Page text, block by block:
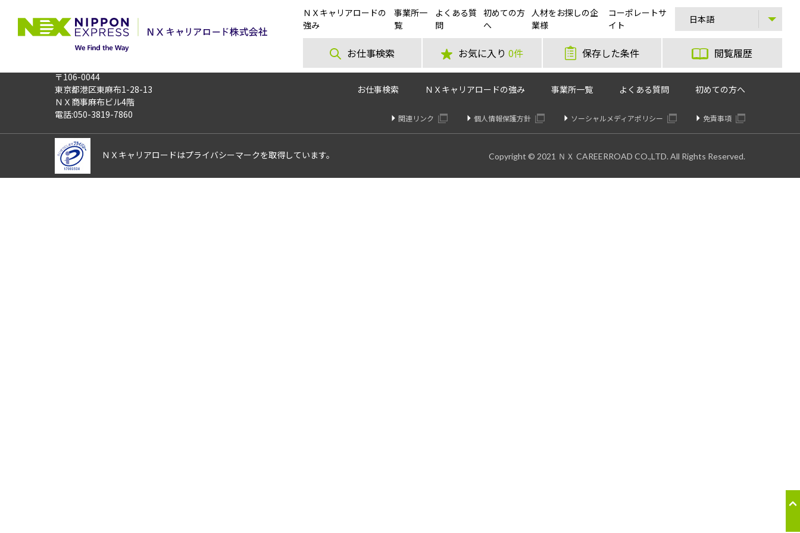
ＮＸキャリアロードの
強み
事業所一
覧
よくある質
問
初めての方
へ
人材をお探しの企
業様
コーポレートサ
イト
お仕事検索 お気に入り 0件 保存した条件 閲覧履歴
「深夜短時間」なら19時〜24時！まずは短期でお試し♪最高時給2,000円
このお仕事は非公開のお仕事です
013937
〒106-0044
東京都港区東麻布1-28-13
ＮＸ商事麻布ビル4階
電話:050-3819-7860
お仕事検索 ＮＸキャリアロードの強み 事業所一覧 よくある質問 初めての方へ
関連リンク 個人情報保護方針 ソーシャルメディアポリシー 免責事項
ＮＸキャリアロードはプライバシーマークを取得しています。 Copyright © 2021 ＮＸ CAREERROAD CO.,LTD. All Rights Reserved.